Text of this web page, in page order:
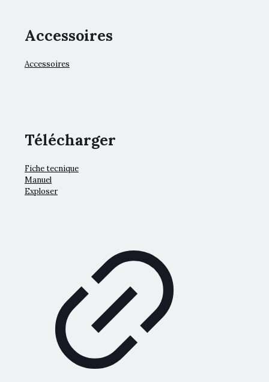
Accessoires
Accessoires
Télécharger
Fiche tecnique
Manuel
Exploser